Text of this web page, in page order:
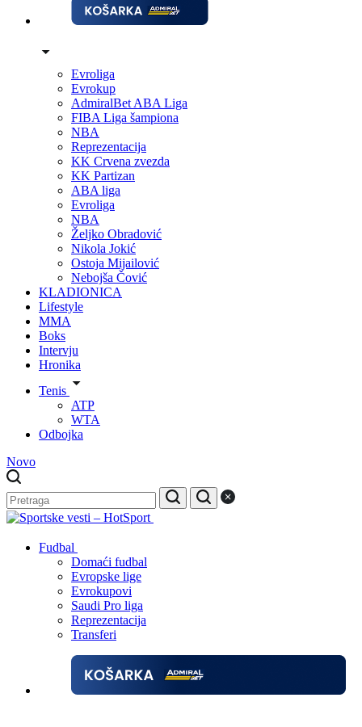
Evroliga
Evrokup
AdmiralBet ABA Liga
FIBA Liga šampiona
NBA
Reprezentacija
KK Crvena zvezda
KK Partizan
ABA liga
Evroliga
NBA
Željko Obradović
Nikola Jokić
Ostoja Mijailović
Nebojša Čović
KLADIONICA
Lifestyle
MMA
Boks
Intervju
Hronika
Tenis
ATP
WTA
Odbojka
Novo
Fudbal
Domaći fudbal
Evropske lige
Evrokupovi
Saudi Pro liga
Reprezentacija
Transferi